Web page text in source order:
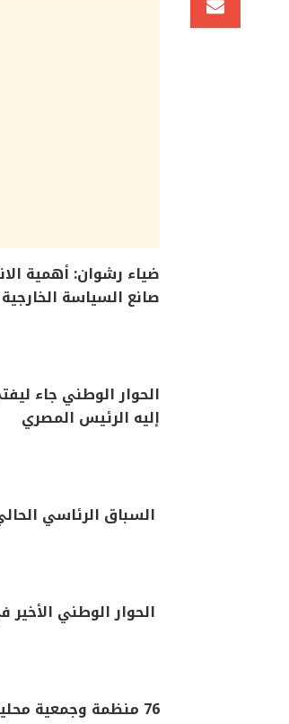
ضياء رشوان: أهمية
صانع السياسة
الحوار الوطني جاء
إليه الرئيس المصري
السباق الرئاسي
الحوار الوطني
76 منظمة وجمعية محلية وأجنبية يراقبون العملية الانتخابية